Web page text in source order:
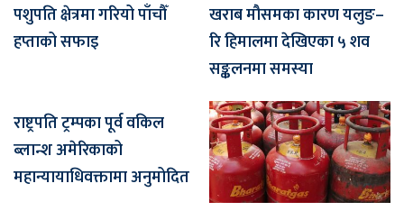
पशुपति क्षेत्रमा गरियो पाँचौँ
हप्ताको सफाइ
खराब मौसमका कारण यलुङ–
रि हिमालमा देखिएका ५ शव
सङ्कलनमा समस्या
राष्ट्रपति ट्रम्पका पूर्व वकिल
ब्लान्श अमेरिकाको
महान्यायाधिवक्तामा अनुमोदित